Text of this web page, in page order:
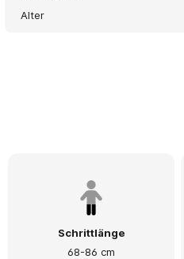
Alter
Schrittlänge
68-86 cm